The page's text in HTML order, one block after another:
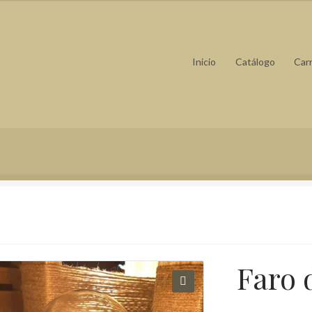
Inicio Catálogo
PolicyQuiens somos
🔍
Faro